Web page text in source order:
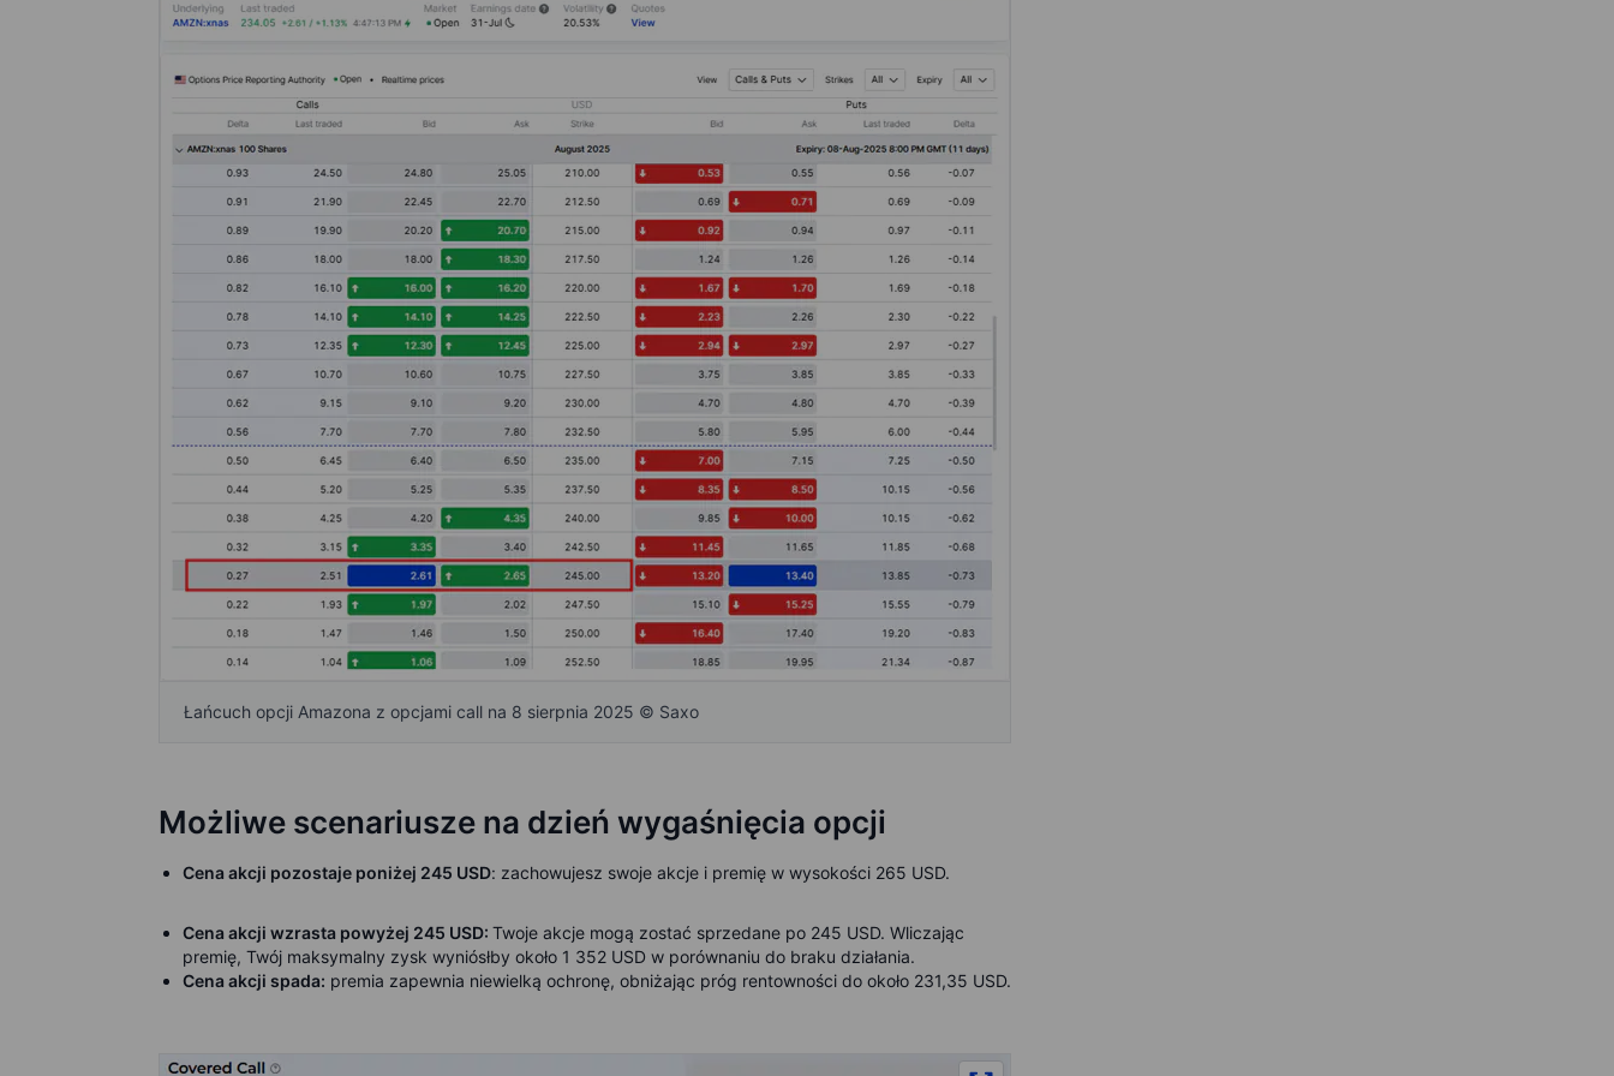
Łańcuch opcji Amazona z opcjami call na 8 sierpnia 2025 © Saxo
Możliwe scenariusze na dzień wygaśnięcia opcji
Cena akcji pozostaje poniżej 245 USD: zachowujesz swoje akcje i premię w wysokości 265 USD.
Cena akcji wzrasta powyżej 245 USD: Twoje akcje mogą zostać sprzedane po 245 USD. Wliczając
premię, Twój maksymalny zysk wyniósłby około 1 352 USD w porównaniu do braku działania.
Cena akcji spada: premia zapewnia niewielką ochronę, obniżając próg rentowności do około 231,35 USD.